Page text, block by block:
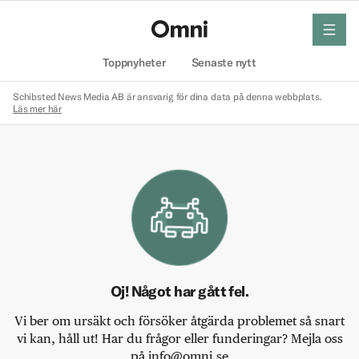
Toppnyheter Senaste nytt
meny
Schibsted News Media AB är ansvarig för dina data på denna webbplats.
Läs mer här
Oj! Något har gått fel.
Vi ber om ursäkt och försöker åtgärda problemet så snart
vi kan, håll ut! Har du frågor eller funderingar? Mejla oss